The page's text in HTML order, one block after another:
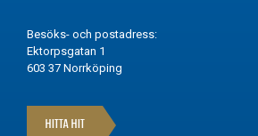
Besöks- och postadress:
Ektorpsgatan 1
603 37 Norrköping
HITTA HIT